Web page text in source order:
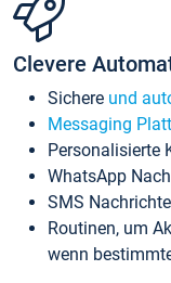
Clevere
Sichere und
Messaging
Personalisierte
WhatsApp
SMS
Routinen, um
wenn